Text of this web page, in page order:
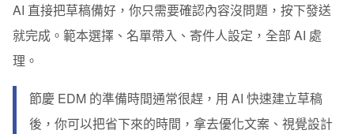
AI 直接把草稿備好，你只需要確認內容沒問題，按下發送
就完成。範本選擇、名單帶入、寄件人設定，全部 AI 處
理。
節慶 EDM 的準備時間通常很趕，用 AI 快速建立草稿
後，你可以把省下來的時間，拿去優化文案、視覺設計